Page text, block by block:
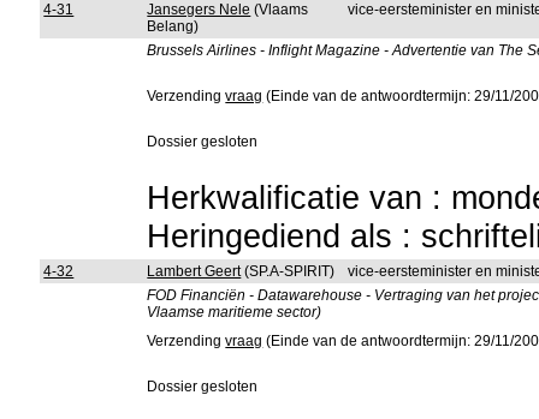
4-31 Jansegers Nele (Vlaams
Belang)
vice-eersteminister en
Brussels Airlines - Inflight Magazine - Advertentie van The
Verzendingvraag (Einde van de antwoordtermijn: 29/11/
Dossier gesloten
Herkwalificatie van :
Heringediend als :
4-32 Lambert Geert(SP.A-SPIRIT)
vice-eersteminister en
FOD Financiën - Datawarehouse - Vertraging van het
Vlaamse maritieme sector)
Verzendingvraag (Einde van de antwoordtermijn: 29/11/
Dossier gesloten